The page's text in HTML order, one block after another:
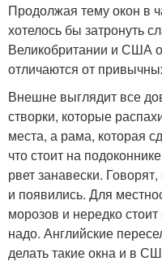
Продолжая тему окон в
хотелось бы затронуть
Великобритании и США
отличаются от
Внешне выглядит все
створки, которые
места, а рама, которая
что стоит на
рвет занавески.
и появились. Для
морозов и нередко
надо. Английские
делать такие окна и в